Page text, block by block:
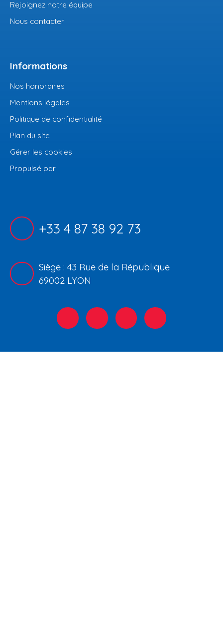
Rejoignez notre équipe
Nous contacter
Informations
Nos honoraires
Mentions légales
Politique de confidentialité
Plan du site
Gérer les cookies
Propulsé par
+33 4 87 38 92 73
Siège : 43 Rue de la République
69002 LYON